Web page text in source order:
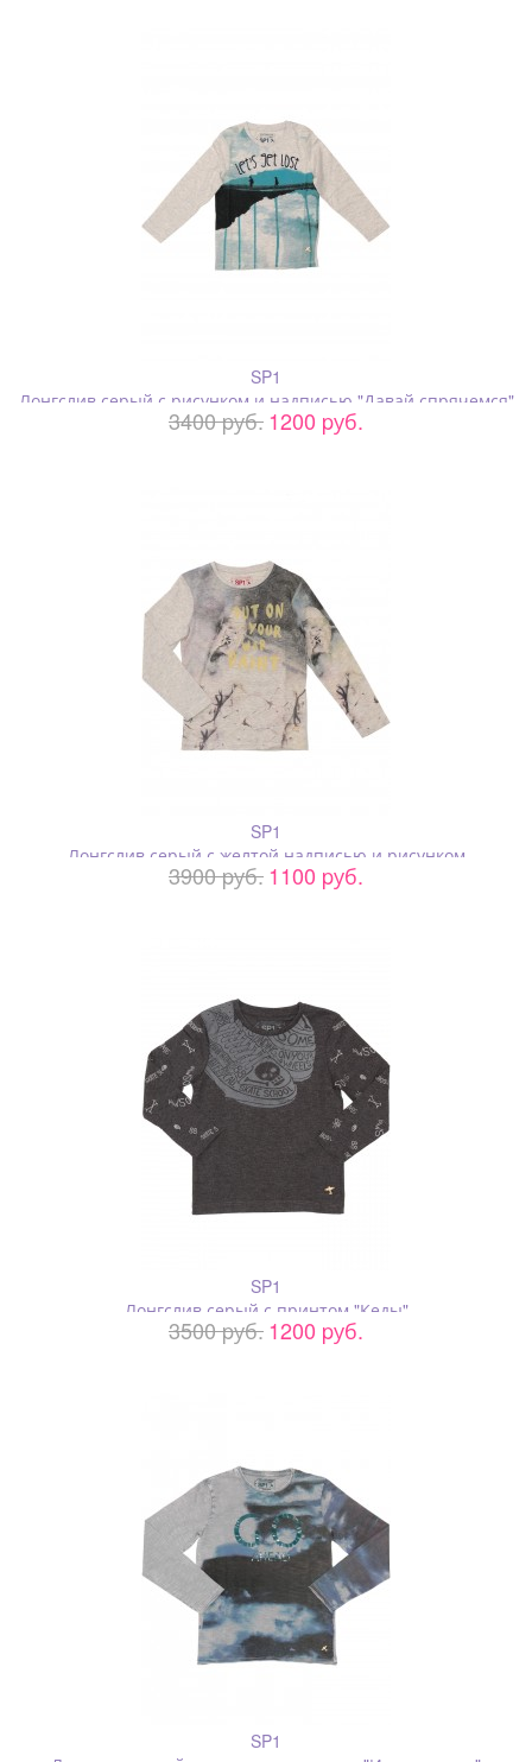
SP1
Лонгслив серый с рисунком и надписью "Давай спрячемся"
3400 pуб.1200 pуб.
SP1
Лонгслив серый с желтой надписью и рисунком
3900 pуб.1100 pуб.
SP1
Лонгслив серый с принтом "Кеды"
3500 pуб.1200 pуб.
SP1